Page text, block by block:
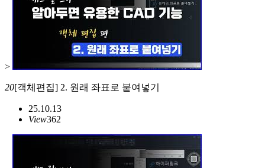
>
20[객체편집] 2. 원래 좌표로 붙여넣기
25.10.13
View362